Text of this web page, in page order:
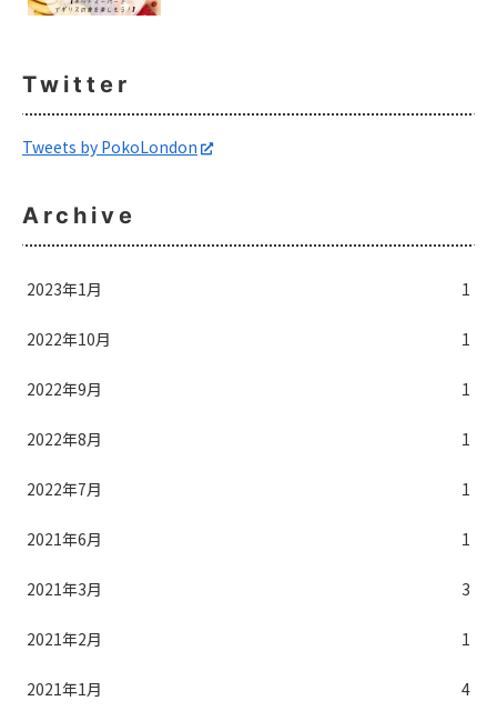
Twitter
Tweets by PokoLondon
Archive
2023年1月 1
2022年10月 1
2022年9月 1
2022年8月 1
2022年7月 1
2021年6月 1
2021年3月 3
2021年2月 1
2021年1月 4